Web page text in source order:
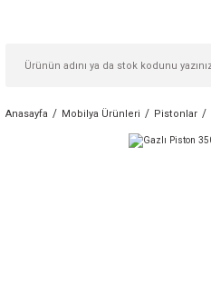
Anasayfa Mobilya Ürünleri Pistonlar